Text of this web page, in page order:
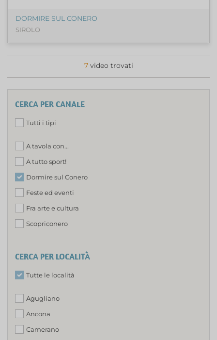
CERCA PER CANALE
Tutti i tipi
A tavola con...
A tutto sport!
Dormire sul Conero
Feste ed eventi
Fra arte e cultura
Scopriconero
CERCA PER LOCALITÀ
Tutte le località
Agugliano
Ancona
Camerano
DORMIRE SUL CONERO
SIROLO
7video trovati